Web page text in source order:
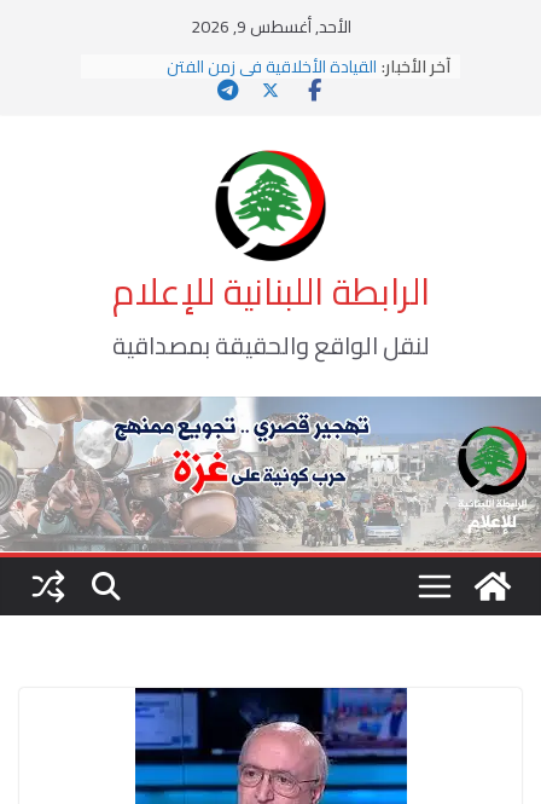
الأحد, أغسطس 9, 2026
آخر الأخبار:القيادة الأخلاقية في زمن الفتن
الاستلاب الثقافي وتحديات الهوية الإسلامية
يومَ يَفيضُ العَرَقُ
الرابطة اللبنانية للإعلام
لنقل الواقع والحقيقة بمصداقية